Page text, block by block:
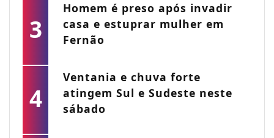
3
Homem é preso após invadir
casa e estuprar mulher em
Fernão
4
Ventania e chuva forte
atingem Sul e Sudeste neste
sábado